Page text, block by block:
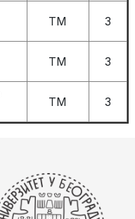
TM 3
TM 3
TM 3